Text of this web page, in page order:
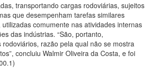
transportando cargas rodoviárias, sujeitos
que desempenham tarefas similares
comumente nas atividades internas
das indústrias. “São, portanto,
razão pela qual não se mostra
concluiu Walmir Oliveira da Costa, e foi